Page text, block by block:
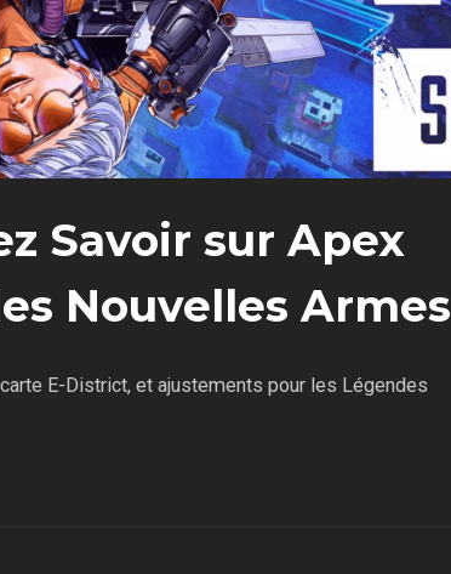
Savoir sur Apex
Nouvelles Armes
E-District, et ajustements pour les Légendes